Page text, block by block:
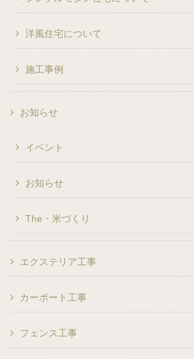
洋風住宅について
施工事例
お知らせ
イベント
お知らせ
The・米づくり
エクステリア工事
カーポート工事
フェンス工事